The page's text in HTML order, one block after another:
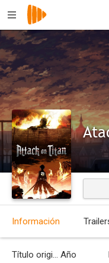
Información
Título original Año